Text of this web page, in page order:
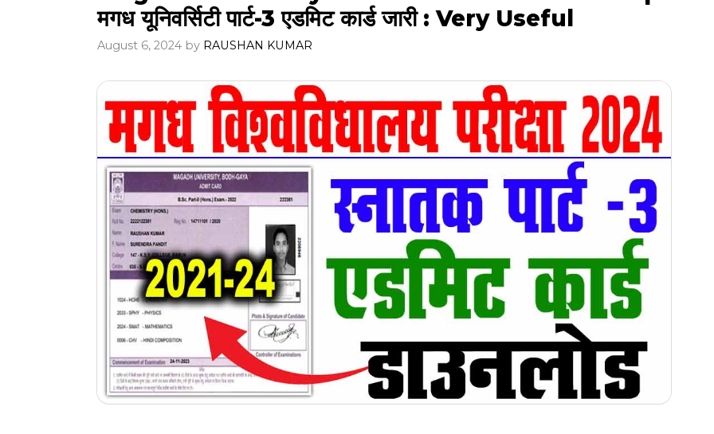
मगध यूनिवर्सिटी पार्ट-3 एडमिट कार्ड जारी : Very Useful
August 6, 2024 by RAUSHAN KUMAR